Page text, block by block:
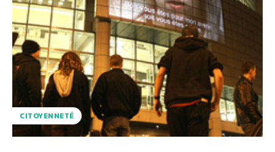
CITOYENNETÉ